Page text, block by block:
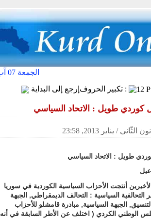
الجمعة 07 آب / أغسطس 2026, 23:58
تكبير الحروف : إرجع إلى البداية
طويل : الاتحاد السياسي
طويل : الاتحاد السياسي
أنتجت الأحزاب السياسية الكوردية في سوريا
التحالفية السياسية : التحالف الديمقراطي, الجبهة
الجبهة السياسية, مبادرة قامشلو للأحزاب
الوطني الكردي ( اختلف عن الأطر السابقة في أنه